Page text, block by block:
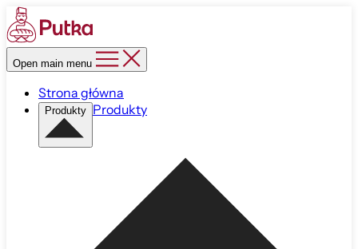
Open main menu
Strona główna
Produkty Produkty